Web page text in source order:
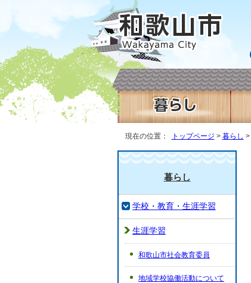
現在の位置： トップページ > 暮らし >
暮らし
学校・教育・生涯学習
生涯学習
和歌山市社会教育委員
地域学校協働活動について